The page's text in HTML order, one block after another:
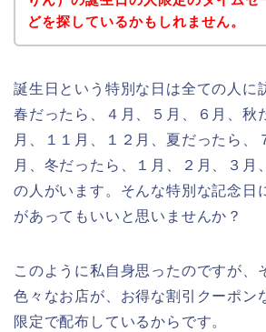
どを探しているかもしれません。
誕生日という特別な日は全ての人に
春だったら、４月、５月、６月、秋
月、１１月、１２月、夏だったら、
月、冬だったら、１月、２月、３月
の人がいます。そんな特別な記念日
があってもいいと思いませんか？
このように私自身思ったのですが、
色々なお店が、お得な割引クーポン
限定で配布しているからです。